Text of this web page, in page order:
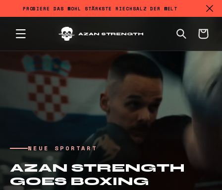
DIREKT ZUM INHALT
PROBIERE DAS WOHL STÄRKSTE RIECHSALZ DER WELT
AZAN STRENGTH Warenkorb
NEUE SPORTART
AZAN STRENGTH
GOES BOXING